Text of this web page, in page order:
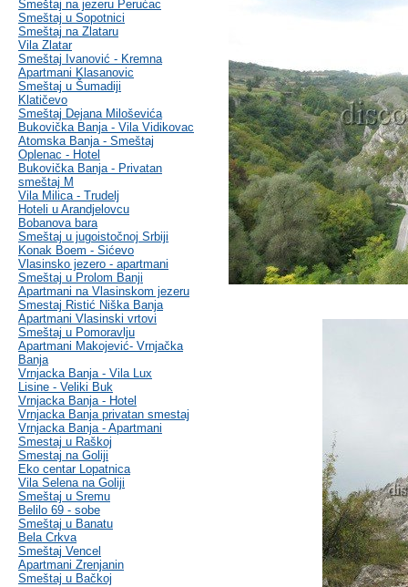
Smeštaj na jezeru Perućac
Smeštaj u Sopotnici
Smeštaj na Zlataru
Vila Zlatar
Smeštaj Ivanović - Kremna
Apartmani Klasanovic
Smeštaj u Šumadiji
Klatičevo
Smeštaj Dejana Miloševića
Bukovička Banja - Vila Vidikovac
Atomska Banja - Smeštaj
Oplenac - Hotel
Bukovička Banja - Privatan
smeštaj M
Vila Milica - Trudelj
Hoteli u Arandjelovcu
Bobanova bara
Smeštaj u jugoistočnoj Srbiji
Konak Boem - Sićevo
Vlasinsko jezero - apartmani
Smeštaj u Prolom Banji
Apartmani na Vlasinskom jezeru
Smestaj Ristić Niška Banja
Apartmani Vlasinski vrtovi
Smeštaj u Pomoravlju
Apartmani Makojević- Vrnjačka
Banja
Vrnjacka Banja - Vila Lux
Lisine - Veliki Buk
Vrnjacka Banja - Hotel
Vrnjacka Banja privatan smestaj
Vrnjacka Banja - Apartmani
Smestaj u Raškoj
Smestaj na Goliji
Eko centar Lopatnica
Vila Selena na Goliji
Smeštaj u Sremu
Belilo 69 - sobe
Smeštaj u Banatu
Bela Crkva
Smeštaj Vencel
Apartmani Zrenjanin
Smeštaj u Bačkoj